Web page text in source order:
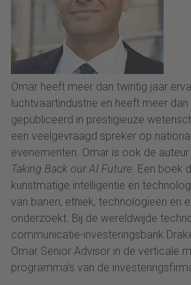
Omar heeft meer dan twintig jaar
luchtvaartindustrie en heeft meer
gepubliceerd in prestigieuze
een veelgevraagd spreker op
evenementen. Omar is ook de auteur
Taking Back our AI Future . Een boek
kunstmatige intelligentie en
van banen, ethiek, technologieën en
onderzoekt. Bij de wereldwijde
communicatie-investeringsbank
Omar Senior Advisor in de verticale
programma's van de